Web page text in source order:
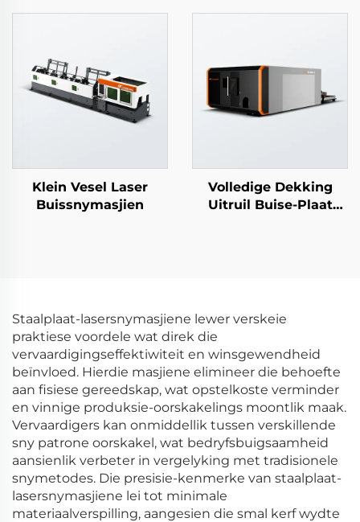
Klein Vesel Laser
Buissnymasjien
Volledige Dekking
Uitruil Buise-Plaat
Staalplaat-lasersnymasjiene lewer verskeie
praktiese voordele wat direk die
vervaardigingseffektiwiteit en winsgewendheid
beïnvloed. Hierdie masjiene elimineer die behoefte
aan fisiese gereedskap, wat opstelkoste verminder
en vinnige produksie-oorskakelings moontlik maak.
Vervaardigers kan onmiddellik tussen verskillende
sny patrone oorskakel, wat bedryfsbuigsaamheid
aansienlik verbeter in vergelyking met tradisionele
snymetodes. Die presisie-kenmerke van staalplaat-
lasersnymasjiene lei tot minimale
materiaalverspilling, aangesien die smal kerf wydte